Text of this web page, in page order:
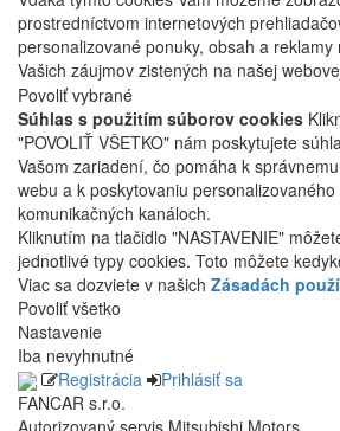
prostredníctvom internetových
personalizované ponuky, obsah a reklamy
Vašich záujmov zistených na našej
Povoliť vybrané
Súhlas s použitím súborov cookies
"POVOLIŤ VŠETKO" nám poskytujete
Vašom zariadení, čo pomáha k
webu a k poskytovaniu
komunikačných kanáloch.
Kliknutím na tlačidlo "NASTAVENIE"
jednotlivé typy cookies. Toto môžete
Viac sa dozviete v našich Zásadách
Povoliť všetko
Nastavenie
Iba nevyhnutné
Registrácia
Prihlásiť sa
FANCAR s.r.o.